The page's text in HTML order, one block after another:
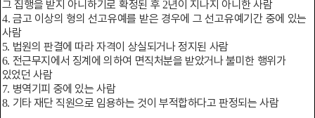
그 집행을 받지 아니하기로 확정된 후2년이 지나지 아니한 사람
4.금고 이상의 형의 선고유예를 받은 경우에 그 선고유예기간 중에 있는
사람
5. 법원의 판결에 따라 자격이 상실되거나 정지된 사람
6. 전근무지에서 징계에 의하여 면직처분을 받았거나 불미한 행위가
있었던 사람
7. 병역기피 중에 있는 사람
8. 기타 재단 직원으로 임용하는 것이 부적합하다고 판정되는 사람